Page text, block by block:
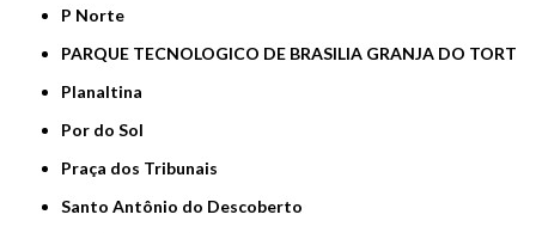
P Norte
PARQUE TECNOLOGICO DE BRASILIA GRANJA DO TORT
Planaltina
Por do Sol
Praça dos Tribunais
Santo Antônio do Descoberto